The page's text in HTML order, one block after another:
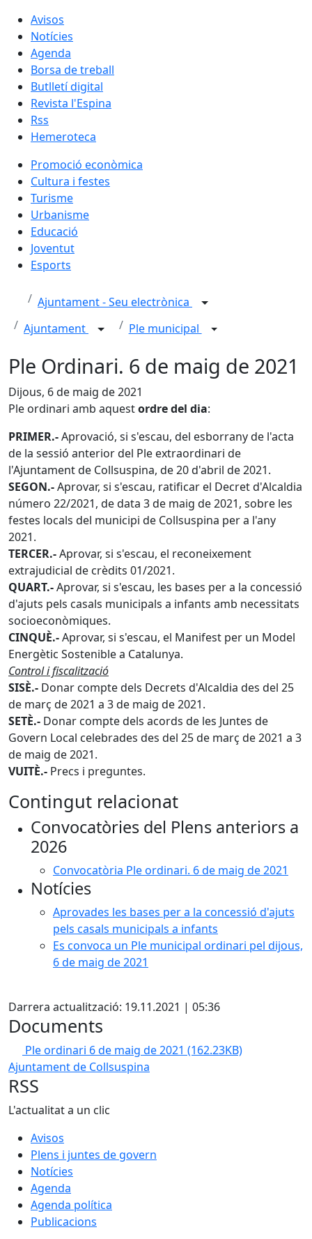
Avisos
Notícies
Agenda
Borsa de treball
Butlletí digital
Revista l'Espina
Rss
Hemeroteca
Promoció econòmica
Cultura i festes
Turisme
Urbanisme
Educació
Joventut
Esports
Ajuntament - Seu electrònica
Ajuntament
Ple municipal
Ple Ordinari. 6 de maig de 2021
Dijous, 6 de maig de 2021
Ple ordinari amb aquestordre del dia:
PRIMER.-Aprovació, si s'escau, del esborrany de l'acta
de la sessió anterior del Ple extraordinari de
l'Ajuntament de Collsuspina, de 20 d'abril de 2021.
SEGON.-Aprovar, si s'escau, ratificar el Decret d'Alcaldia
número 22/2021, de data 3 de maig de 2021, sobre les
festes locals del municipi de Collsuspina per a l'any
2021.
TERCER.-Aprovar, si s'escau, el reconeixement
extrajudicial de crèdits 01/2021.
QUART.-Aprovar, si s'escau, les bases per a la concessió
d'ajuts pels casals municipals a infants amb necessitats
socioeconòmiques.
CINQUÈ.-Aprovar, si s'escau, el Manifest per un Model
Energètic Sostenible a Catalunya.
Control i fiscalització
SISÈ.- Donar compte dels Decrets d'Alcaldia des del 25
de març de 2021 a 3 de maig de 2021.
SETÈ.- Donar compte dels acords de les Juntes de
Govern Local celebrades des del 25 de març de 2021 a 3
de maig de 2021.
VUITÈ.- Precs i preguntes.
Contingut relacionat
Convocatòries del Plens anteriors a
2026
Convocatòria Ple ordinari. 6 de maig de 2021
Notícies
Aprovades les bases per a la concessió d'ajuts
pels casals municipals a infants
Es convoca un Ple municipal ordinari pel dijous,
6 de maig de 2021
Darrera actualització: 19.11.2021 | 05:36
Documents
Ple ordinari 6 de maig de 2021 (162.23KB)
Ajuntament de Collsuspina
RSS
L'actualitat a un clic
Avisos
Plens i juntes de govern
Notícies
Agenda
Agenda política
Publicacions